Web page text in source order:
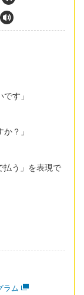
す」
？」
う」を表現で
ラム